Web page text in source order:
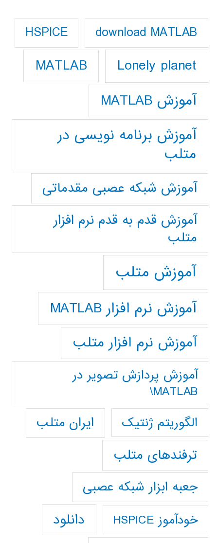
download MATLAB
HSPICE
Lonely planet
MATLAB
آموزش MATLAB
آموزش برنامه نویسی در
متلب
آموزش شبکه عصبی مقدماتی
آموزش قدم به قدم نرم افزار
متلب
آموزش متلب
آموزش نرم افزار MATLAB
آموزش نرم افزار متلب
آموزش پردازش تصوير در
MATLAB\
الگوریتم ژنتیک
ایران متلب
ترفندهای متلب
جعبه ابزار شبکه عصبی
خودآموز HSPICE دانلود